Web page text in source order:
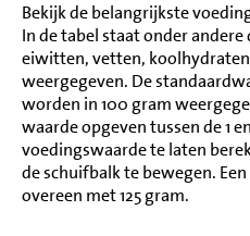
Bekijk de belangrijkste
In de tabel staat onder andere
eiwitten, vetten,
weergegeven. De
worden in 100 gram
waarde opgeven tussen de 1
voedingswaarde te laten
de schuifbalk te bewegen.
overeen met 125 gram.